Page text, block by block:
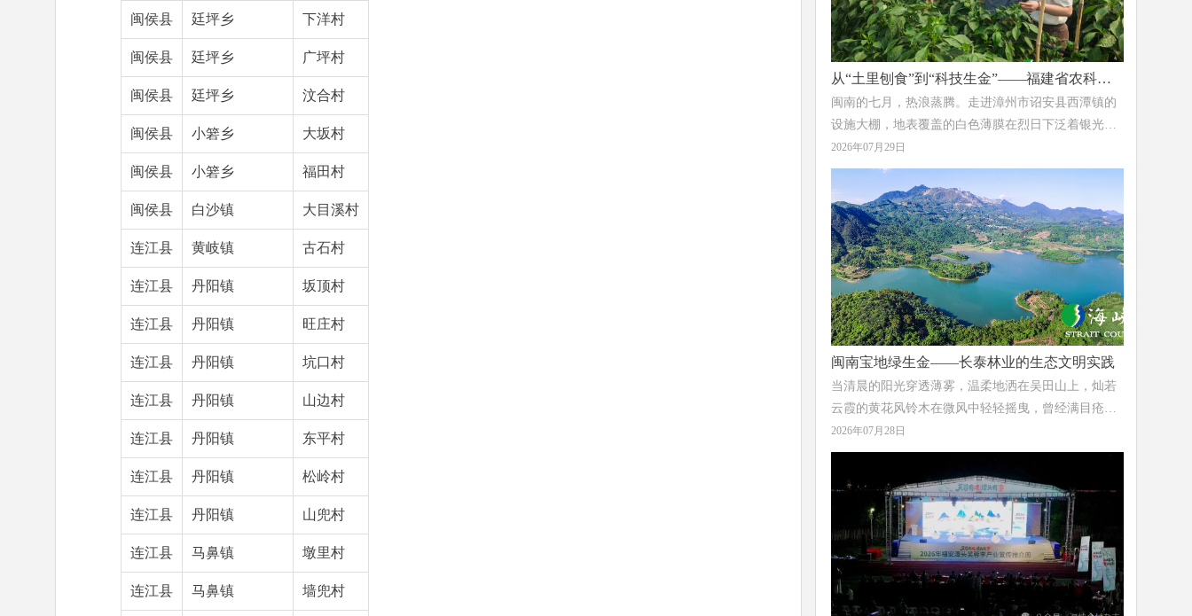
闽侯县 廷坪乡 下洋村
闽侯县 廷坪乡 广坪村
闽侯县 廷坪乡 汶合村
闽侯县 小箬乡 大坂村
闽侯县 小箬乡 福田村
闽侯县 白沙镇 大目溪村
连江县 黄岐镇 古石村
连江县 丹阳镇 坂顶村
连江县 丹阳镇 旺庄村
连江县 丹阳镇 坑口村
连江县 丹阳镇 山边村
连江县 丹阳镇 东平村
连江县 丹阳镇 松岭村
连江县 丹阳镇 山兜村
连江县 马鼻镇 墩里村
连江县 马鼻镇 墙兜村
从“土里刨食”到“科技生金”——福建省农科院
亚热所为辣椒产业装上“绿色芯片”
闽南的七月，热浪蒸腾。走进漳州市诏安县西潭镇的
设施大棚，地表覆盖的白色薄膜在烈日下泛着银光，
膜下土壤温度持续攀升，一场无声的“土壤革命”正在
这里上演。
2026年07月29日
闽南宝地绿生金——长泰林业的生态文明实践
当清晨的阳光穿透薄雾，温柔地洒在吴田山上，灿若
云霞的黄花风铃木在微风中轻轻摇曳，曾经满目疮痍
的废弃矿山，已蝶变为“蓝湖嵌林海”的生态画卷；当
千年古樟的树荫下溪流潺潺、游人漫步，这座千年古
县的历史文脉正与绿水青山一同延续；当林下砂仁在
天然荫蔽中悄然生长、花农在智能温室里采收出口海
外的切花菊，“绿水青山就是金山银山”的理念在这片
土地上结出丰硕的果实。
2026年07月28日